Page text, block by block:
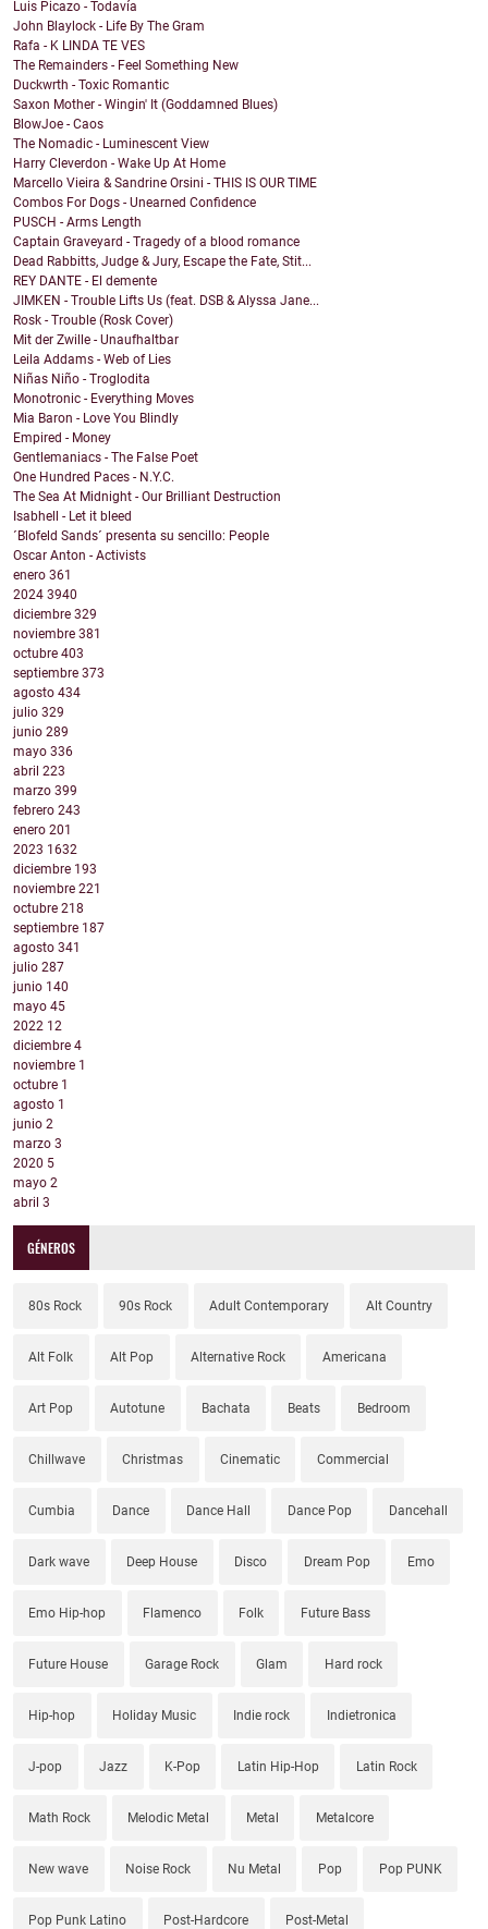
Luis Picazo - Todavía
John Blaylock - Life By The Gram
Rafa - K LINDA TE VES
The Remainders - Feel Something New
Duckwrth - Toxic Romantic
Saxon Mother - Wingin' It (Goddamned Blues)
BlowJoe - Caos
The Nomadic - Luminescent View
Harry Cleverdon - Wake Up At Home
Marcello Vieira & Sandrine Orsini - THIS IS OUR TIME
Combos For Dogs - Unearned Confidence
PUSCH - Arms Length
Captain Graveyard - Tragedy of a blood romance
Dead Rabbitts, Judge & Jury, Escape the Fate, Stit...
REY DANTE - El demente
JIMKEN - Trouble Lifts Us (feat. DSB & Alyssa Jane...
Rosk - Trouble (Rosk Cover)
Mit der Zwille - Unaufhaltbar
Leila Addams - Web of Lies
Niñas Niño - Troglodita
Monotronic - Everything Moves
Mia Baron - Love You Blindly
Empired - Money
Gentlemaniacs - The False Poet
One Hundred Paces - N.Y.C.
The Sea At Midnight - Our Brilliant Destruction
Isabhell - Let it bleed
´Blofeld Sands´ presenta su sencillo: People
Oscar Anton - Activists
enero 361
2024 3940
diciembre 329
noviembre 381
octubre 403
septiembre 373
agosto 434
julio 329
junio 289
mayo 336
abril 223
marzo 399
febrero 243
enero 201
2023 1632
diciembre 193
noviembre 221
octubre 218
septiembre 187
agosto 341
julio 287
junio 140
mayo 45
2022 12
diciembre 4
noviembre 1
octubre 1
agosto 1
junio 2
marzo 3
2020 5
mayo 2
abril 3
GÉNEROS
80s Rock 90s Rock Adult Contemporary Alt Country
Alt Folk Alt Pop Alternative Rock Americana
Art Pop Autotune Bachata Beats Bedroom
Chillwave Christmas Cinematic Commercial
Cumbia Dance Dance Hall Dance Pop Dancehall
Dark wave Deep House Disco Dream Pop Emo
Emo Hip-hop Flamenco Folk Future Bass
Future House Garage Rock Glam Hard rock
Hip-hop Holiday Music Indie rock Indietronica
J-pop Jazz K-Pop Latin Hip-Hop Latin Rock
Math Rock Melodic Metal Metal Metalcore
New wave Noise Rock Nu Metal Pop Pop PUNK
Pop Punk Latino Post-Hardcore Post-Metal